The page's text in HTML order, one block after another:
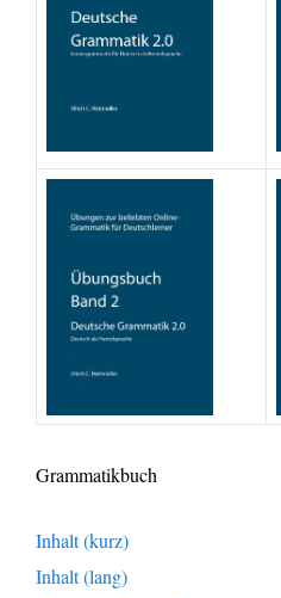
Grammatikbuch
Inhalt (kurz)
Inhalt (lang)